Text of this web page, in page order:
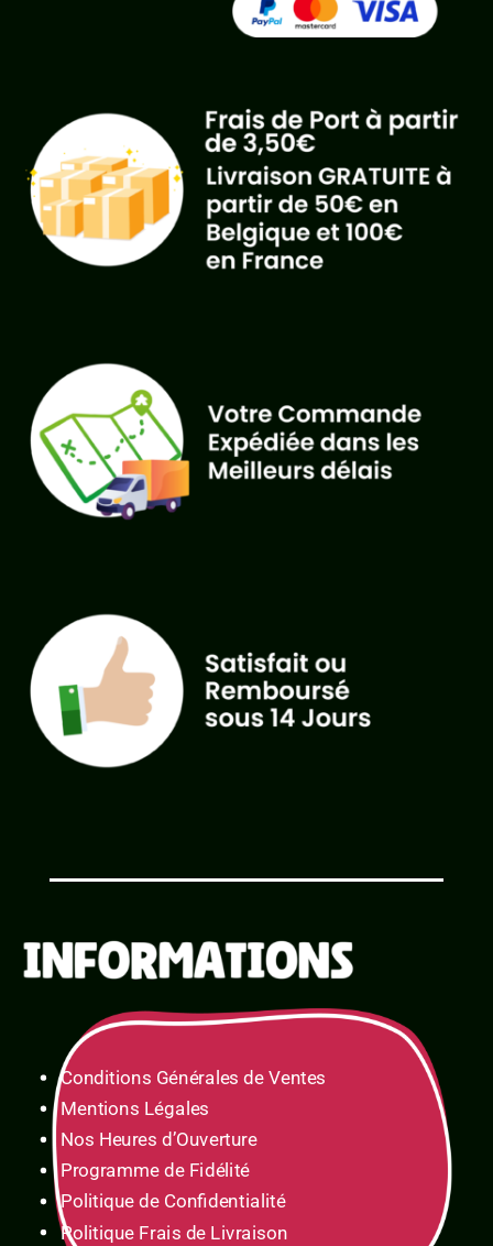
Conditions Générales de Ventes
Mentions Légales
Nos Heures d’Ouverture
Programme de Fidélité
Politique de Confidentialité
Politique Frais de Livraison